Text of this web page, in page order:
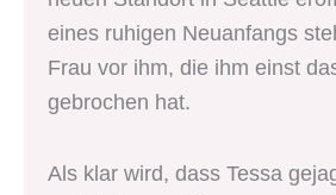
eines ruhigen Neuanfangs
Frau vor ihm, die ihm einst
gebrochen hat.
Als klar wird, dass Tessa